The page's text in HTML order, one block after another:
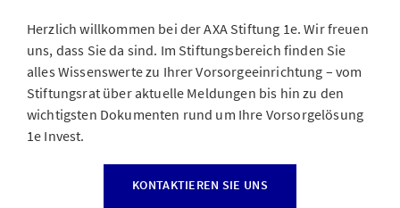
Herzlich willkommen bei der AXA Stiftung 1e. Wir freuen
uns, dass Sie da sind. Im Stiftungsbereich finden Sie
alles Wissenswerte zu Ihrer Vorsorgeeinrichtung – vom
Stiftungsrat über aktuelle Meldungen bis hin zu den
wichtigsten Dokumenten rund um Ihre Vorsorgelösung
1e Invest.
KONTAKTIEREN SIE UNS